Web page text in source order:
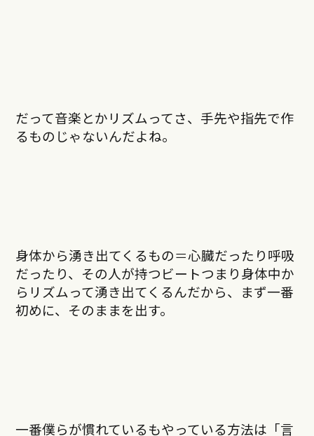
だって音楽とかリズムってさ、手先や指先で作
るものじゃないんだよね。
身体から湧き出てくるもの＝心臓だったり呼吸
だったり、その人が持つビートつまり身体中か
らリズムって湧き出てくるんだから、まず一番
初めに、そのままを出す。
一番僕らが慣れているもやっている方法は「言